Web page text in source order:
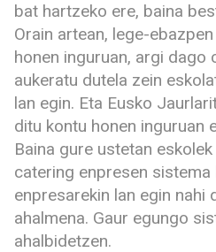
bat hartzeko ere, baina
Orain artean, lege-
honen inguruan, argi dago
aukeratu dutela zein
lan egin. Eta Eusko
ditu kontu honen inguruan
Baina gure ustetan
catering enpresen
enpresarekin lan egin nahi
ahalmena. Gaur egungo
ahalbidetzen.